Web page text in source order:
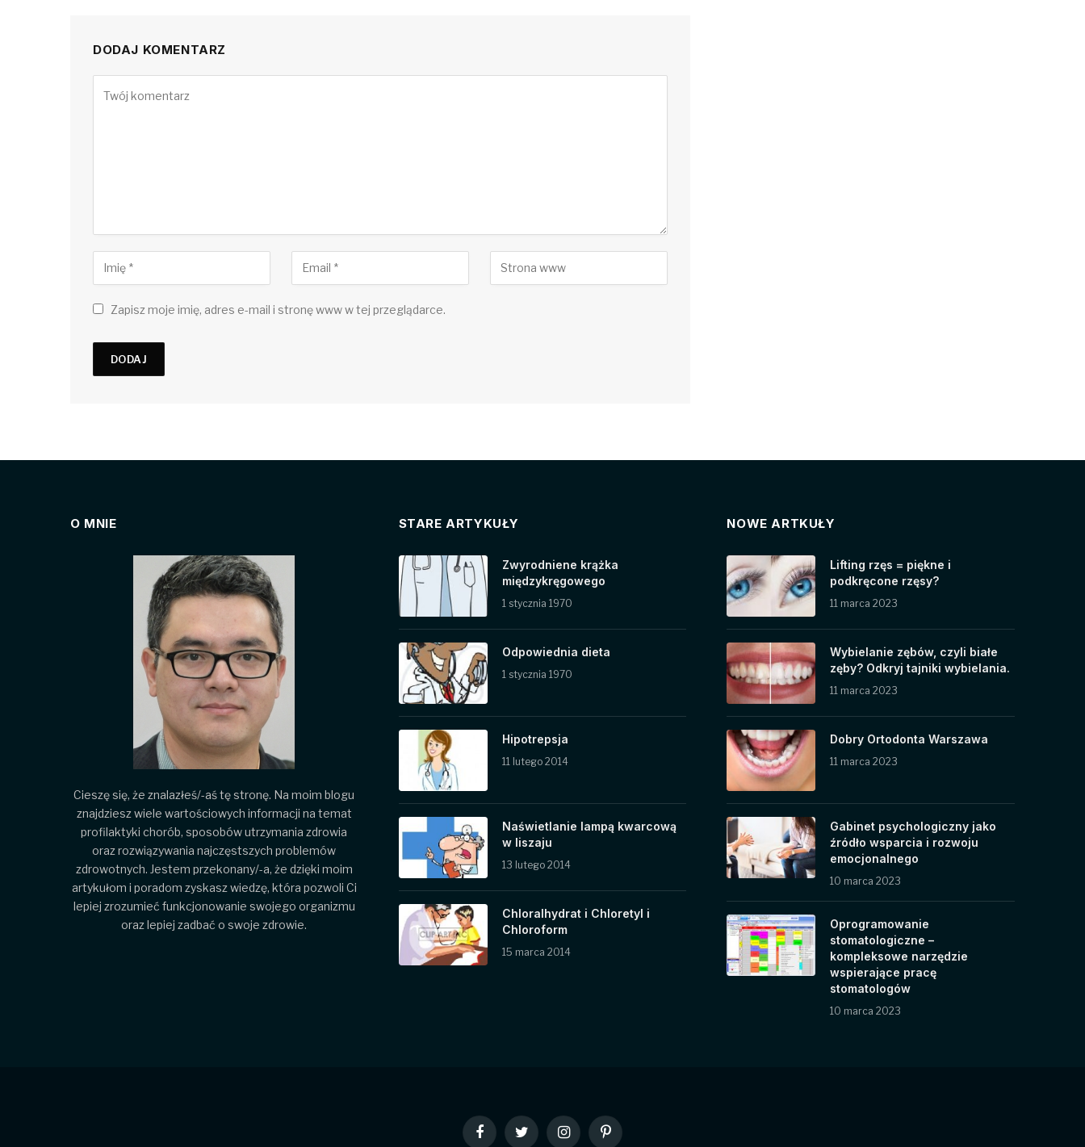
DODAJ KOMENTARZ
Zapisz moje imię, adres e-mail i stronę www w tej przeglądarce.
O MNIE
Cieszę się, że znalazłeś/-aś tę stronę. Na moim blogu
znajdziesz wiele wartościowych informacji na temat
profilaktyki chorób, sposobów utrzymania zdrowia
oraz rozwiązywania najczęstszych problemów
zdrowotnych. Jestem przekonany/-a, że dzięki moim
artykułom i poradom zyskasz wiedzę, która pozwoli Ci
lepiej zrozumieć funkcjonowanie swojego organizmu
oraz lepiej zadbać o swoje zdrowie.
STARE ARTYKUŁY
Zwyrodniene krążka
międzykręgowego
1 stycznia 1970
Odpowiednia dieta
1 stycznia 1970
Hipotrepsja
11 lutego 2014
Naświetlanie lampą kwarcową
w liszaju
13 lutego 2014
Chloralhydrat i Chloretyl i
Chloroform
15 marca 2014
NOWE ARTKUŁY
Lifting rzęs = piękne i
podkręcone rzęsy?
11 marca 2023
Wybielanie zębów, czyli białe
zęby? Odkryj tajniki wybielania.
11 marca 2023
Dobry Ortodonta Warszawa
11 marca 2023
Gabinet psychologiczny jako
źródło wsparcia i rozwoju
emocjonalnego
10 marca 2023
Oprogramowanie
stomatologiczne –
kompleksowe narzędzie
wspierające pracę
stomatologów
10 marca 2023
FacebookTwitter InstagramPinterest